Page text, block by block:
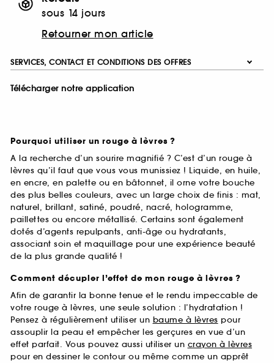
sous 14 jours
Retourner mon article
SERVICES, CONTACT ET CONDITIONS DES OFFRES
Télécharger notre application
Pourquoi utiliser un rouge à lèvres ?
A la recherche d’un sourire magnifié ? C’est d’un rouge à
lèvres qu’il faut que vous vous munissiez ! Liquide, en huile,
en encre, en palette ou en bâtonnet, il orne votre bouche
des plus belles couleurs, avec un large choix de finis : mat,
naturel, brillant, satiné, poudré, nacré, hologramme,
paillettes ou encore métallisé. Certains sont également
dotés d’agents repulpants, anti-âge ou hydratants,
associant soin et maquillage pour une expérience beauté
de la plus grande qualité !
Comment décupler l’effet de mon rouge à lèvres ?
Afin de garantir la bonne tenue et le rendu impeccable de
votre rouge à lèvres, une seule solution : l’hydratation !
Pensez à régulièrement utiliser un baume à lèvres pour
assouplir la peau et empêcher les gerçures en vue d’un
effet parfait. Vous pouvez aussi utiliser un crayon à lèvres
pour en dessiner le contour ou même comme un apprêt